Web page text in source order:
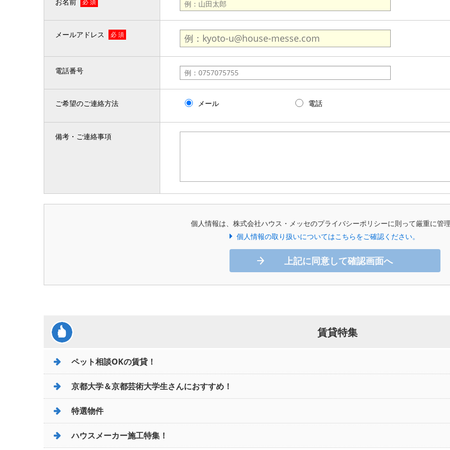
メールアドレス 必 須
電話番号
ご希望のご連絡方法 メール 電話
備考・ご連絡事項
個人情報は、株式会社ハウス・メッセのプライバシーポリシーに則って厳重に管理
個人情報の取り扱いについてはこちらをご確認ください。
上記に同意して確認画面へ
賃貸特集
ペット相談OKの賃貸！
京都大学＆京都芸術大学生さんにおすすめ！
特選物件
ハウスメーカー施工特集！